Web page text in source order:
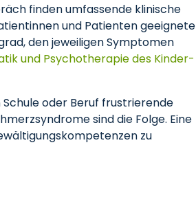
finden umfassende klinische
und Patienten geeignete
den jeweiligen Symptomen
und Psychotherapie des Kinder-
oder Beruf frustrierende
sind die Folge. Eine
zu